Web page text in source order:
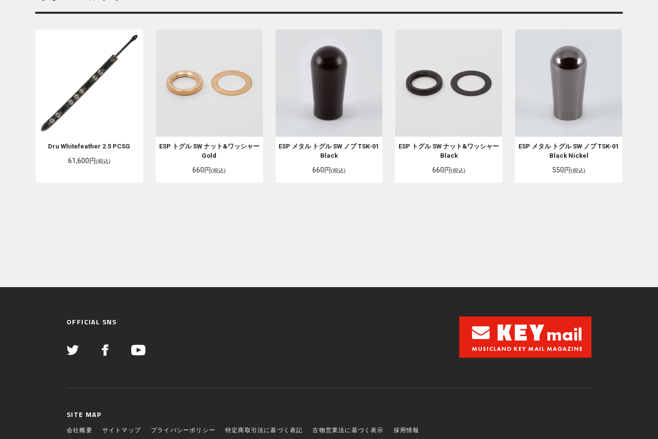
Dru Whitefeather 2.5 PCSG
61,600円(税込)
ESP トグル SW ナット&ワッシャー
Gold
660円(税込)
ESP メタル トグル SW ノブ TSK-01
Black
660円(税込)
ESP トグル SW ナット&ワッシャー
Black
660円(税込)
ESP メタル トグル SW ノブ TSK-01
Black Nickel
550円(税込)
OFFICIAL SNS
SITE MAP
会社概要 サイトマップ プライバシーポリシー 特定商取引法に基づく表記 古物営業法に基づく表示 採用情報